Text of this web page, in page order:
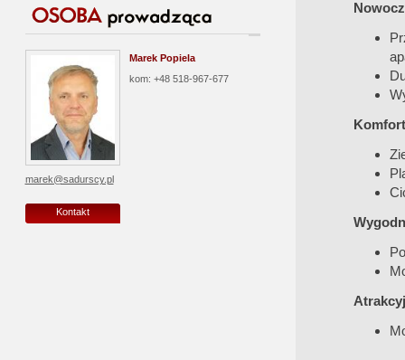
Marek Popiela
kom: +48 518-967-677
marek@sadurscy.pl
Kontakt